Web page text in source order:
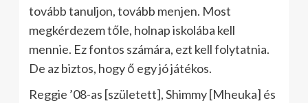
tovább tanuljon, tovább menjen. Most
megkérdezem tőle, holnap iskolába kell
mennie. Ez fontos számára, ezt kell folytatnia.
De az biztos, hogy ő egy jó játékos.
Reggie ’08-as [született], Shimmy [Mheuka] és